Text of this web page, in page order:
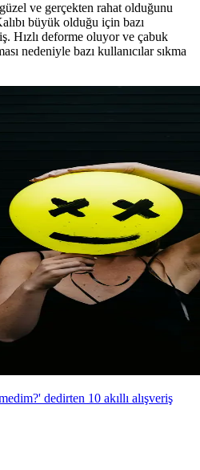
ve gerçekten rahat olduğunu
büyük olduğu için bazı
Hızlı deforme oluyor ve çabuk
nedeniyle bazı kullanıcılar sıkma
dedirten 10 akıllı alışveriş